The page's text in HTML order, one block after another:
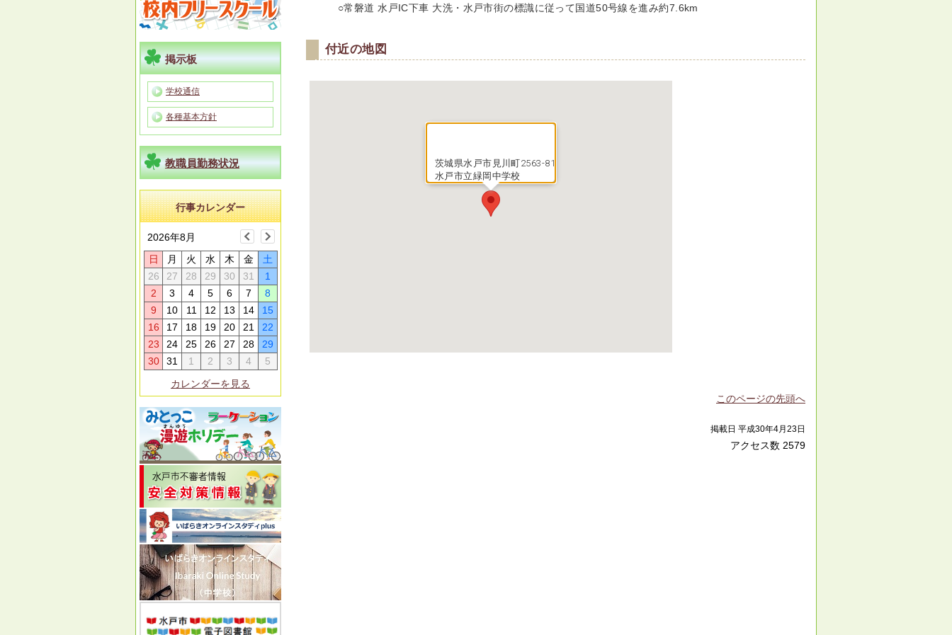
掲示板
学校通信
各種基本方針
教職員勤務状況
行事カレンダー
2026年8月
日 月 火 水 木 金
土
26
27 28 29 30 31
1
2
3 4 5 6 7
8
9
10 11 12 13 14
15
16
17 18 19 20 21
22
23
24 25 26 27 28
29
30
31 1 2 3 4
5
カレンダーを見る
○常磐道 水戸IC下車 大洗・水戸市街の標識に従って国道50号線を進み約7.6km
付近の地図
茨城県水戸市見川町2563-81
水戸市立緑岡中学校
このページの先頭へ
掲載日 平成30年4月23日
アクセス数 2579